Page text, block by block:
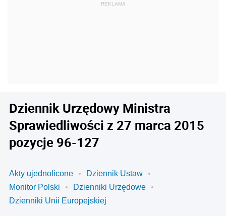
Dziennik Urzędowy Ministra
Sprawiedliwości z 27 marca 2015
pozycje 96-127
Akty ujednolicone
Dziennik Ustaw
Monitor Polski
Dzienniki Urzędowe
Dzienniki Unii Europejskiej